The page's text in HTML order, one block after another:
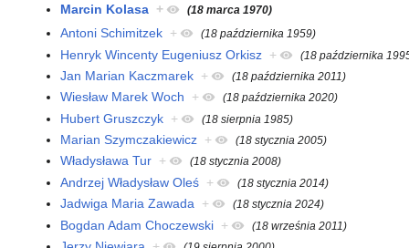
Marcin Kolasa + (18 marca 1970)
Antoni Schimitzek + (18 października 1959)
Henryk Wincenty Eugeniusz Orkisz + (18 października
Jan Marian Kaczmarek + (18 października 2011)
Wiesław Marek Woch + (18 października 2020)
Hubert Gruszczyk + (18 sierpnia 1985)
Marian Szymczakiewicz + (18 stycznia 2005)
Władysława Tur + (18 stycznia 2008)
Andrzej Władysław Oleś + (18 stycznia 2014)
Jadwiga Maria Zawada + (18 stycznia 2024)
Bogdan Adam Choczewski + (18 września 2011)